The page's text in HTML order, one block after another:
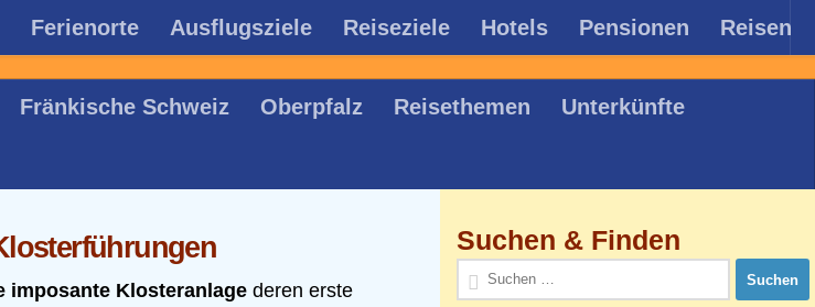
Ferienorte Ausflugsziele Reiseziele Hotels Pensionen Reisen
Fränkische Schweiz Oberpfalz Reisethemen Unterkünfte
imposante Klosteranlage deren erste
Suchen & Finden
Suchen
nach: